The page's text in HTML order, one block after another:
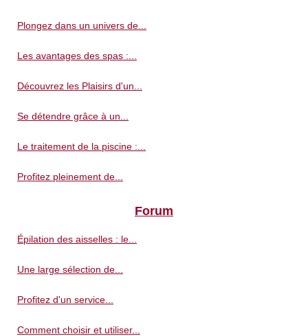
Plongez dans un univers de...
Les avantages des spas :...
Découvrez les Plaisirs d'un...
Se détendre grâce à un...
Le traitement de la piscine :...
Profitez pleinement de...
Forum
Épilation des aisselles : le...
Une large sélection de...
Profitez d'un service...
Comment choisir et utiliser...